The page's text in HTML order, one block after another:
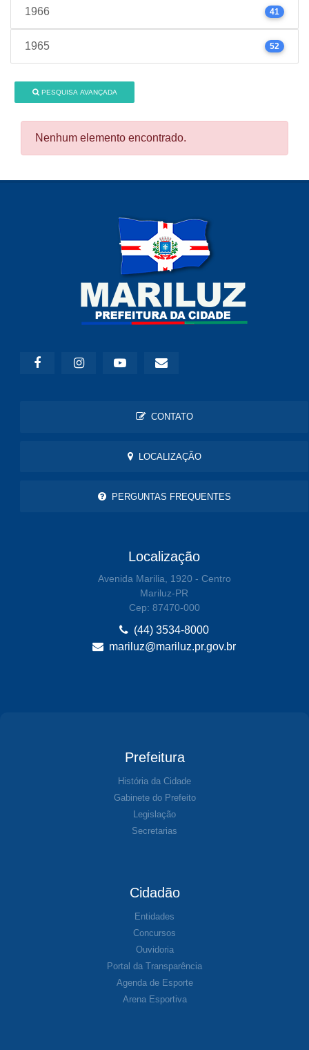
1966 41
1965 52
PESQUISA AVANÇADA
Nenhum elemento encontrado.
CONTATO
LOCALIZAÇÃO
PERGUNTAS FREQUENTES
Localização
Avenida Marilia, 1920 - Centro
Mariluz-PR
Cep: 87470-000
(44) 3534-8000
mariluz@mariluz.pr.gov.br
Prefeitura
História da Cidade
Gabinete do Prefeito
Legislação
Secretarias
Cidadão
Entidades
Concursos
Ouvidoria
Portal da Transparência
Agenda de Esporte
Arena Esportiva